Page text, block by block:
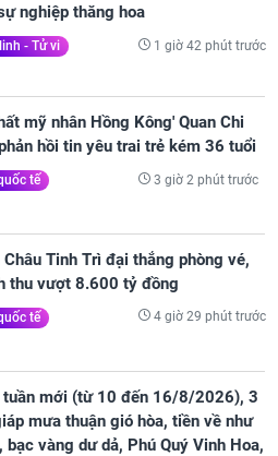
nghiệp thăng hoa
- Tử vi 1 giờ 42 phút trước
mỹ nhân Hồng Kông' Quan Chi
hồi tin yêu trai trẻ kém 36 tuổi
tế 3 giờ 2 phút trước
Châu Tinh Trì đại thắng phòng vé,
thu vượt 8.600 tỷ đồng
tế 4 giờ 29 phút trước
mới (từ 10 đến 16/8/2026), 3
mưa thuận gió hòa, tiền về như
bạc vàng dư dả, Phú Quý Vinh Hoa,